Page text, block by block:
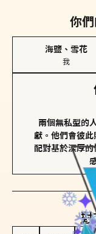
你
海鹽、雪花
我
兩個無私型的
獻。他們會彼
配對基於深厚
對